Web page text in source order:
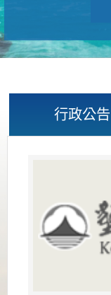
行政公告